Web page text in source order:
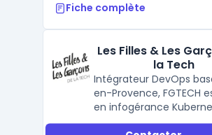
Fiche complète
Les Filles & Les
la Tech
Intégrateur DevOps
en-Provence, FGTECH
en infogérance
architecture